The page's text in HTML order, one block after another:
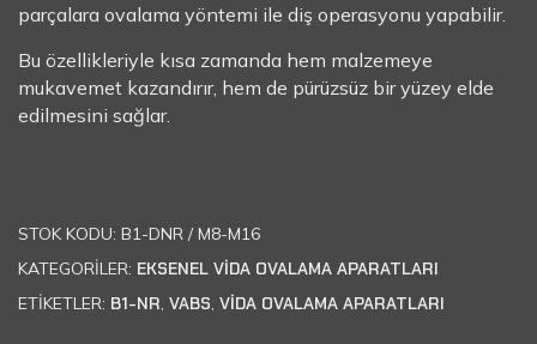
parçalara ovalama yöntemi ile diş operasyonu yapabilir.
Bu özellikleriyle kısa zamanda hem malzemeye
mukavemet kazandırır, hem de pürüzsüz bir yüzey elde
edilmesini sağlar.
STOK KODU: B1-DNR / M8-M16
KATEGORILER: EKSENEL VİDA OVALAMA APARATLARI
ETIKETLER: B1-NR, VABS, VIDA OVALAMA APARATLARI